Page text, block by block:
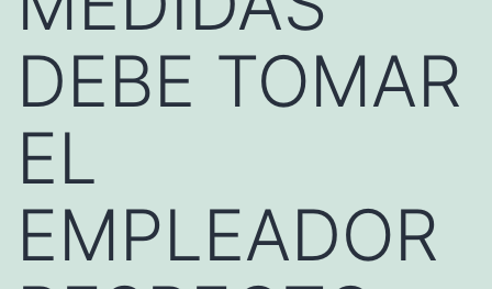
DEBE TOMAR
EL
EMPLEADOR